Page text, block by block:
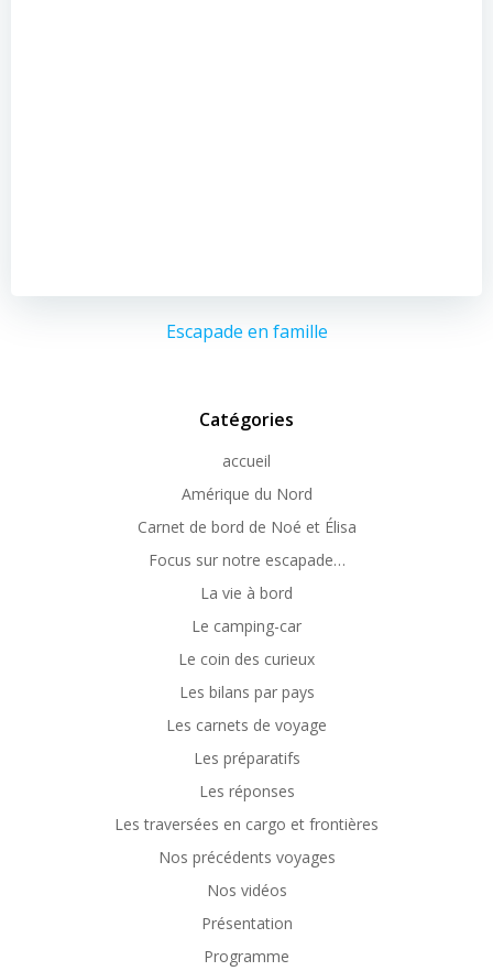
Escapade en famille
Catégories
accueil
Amérique du Nord
Carnet de bord de Noé et Élisa
Focus sur notre escapade…
La vie à bord
Le camping-car
Le coin des curieux
Les bilans par pays
Les carnets de voyage
Les préparatifs
Les réponses
Les traversées en cargo et frontières
Nos précédents voyages
Nos vidéos
Présentation
Programme